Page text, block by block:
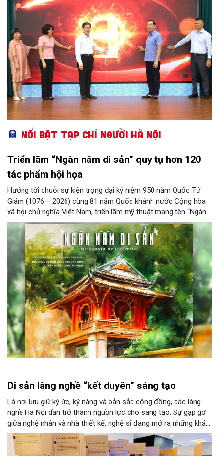
Nổi bật Tạp chí Người Hà Nội
Triển lãm “Ngàn năm di sản” quy tụ hơn 120
tác phẩm hội họa
Hướng tới chuỗi sự kiện trọng đại kỷ niệm 950 năm Quốc Tử
Giám (1076 – 2026) cùng 81 năm Quốc khánh nước Cộng hòa
xã hội chủ nghĩa Việt Nam, triển lãm mỹ thuật mang tên “Ngàn
năm di sản” sẽ chính thức khai mạc vào ngày 8/8 tại Nhà Thái
Học, Di tích Quốc gia đặc biệt Văn Miếu – Quốc Tử Giám. Sự
kiện kéo dài đến ngày 25/9/2026 hứa hẹn trở thành điểm đến
văn hóa đầy sức hút, góp phần làm phong phú đời sống nghệ
thuật của Thủ đô trong mùa thu này.
Di sản làng nghề “kết duyên” sáng tạo
Là nơi lưu giữ ký ức, kỹ năng và bản sắc cộng đồng, các làng
nghề Hà Nội dần trở thành nguồn lực cho sáng tạo. Sự gặp gỡ
giữa nghệ nhân và nhà thiết kế, nghệ sĩ đang mở ra những khả
năng phát triển mới cho thủ công đương đại trên nền tảng di
sản. Từ những cuộc “kết duyên” đầy cảm hứng ấy, Hà Nội đang